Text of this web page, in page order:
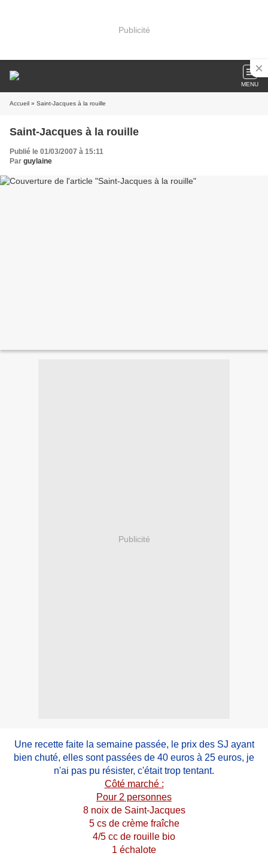
Publicité
MENU
Accueil » Saint-Jacques à la rouille
Saint-Jacques à la rouille
Publié le 01/03/2007 à 15:11
Par guylaine
Publicité
Une recette faite la semaine passée, le prix des SJ ayant
bien chuté, elles sont passées de 40 euros à 25 euros, je
n'ai pas pu résister, c'était trop tentant.
Côté marché :
Pour 2 personnes
8 noix de Saint-Jacques
5 cs de crème fraîche
4/5 cc de rouille bio
1 échalote